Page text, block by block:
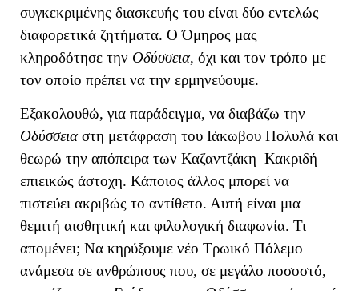
συγκεκριμένης διασκευής του είναι δύο εντελώς
διαφορετικά ζητήματα. Ο Όμηρος μας
κληροδότησε την Οδύσσεια, όχι και τον τρόπο με
τον οποίο πρέπει να την ερμηνεύουμε.
Εξακολουθώ, για παράδειγμα, να διαβάζω την
Οδύσσειαστη μετάφραση του Ιάκωβου Πολυλά και
θεωρώ την απόπειρα των Καζαντζάκη–Κακριδή
επιεικώς άστοχη. Κάποιος άλλος μπορεί να
πιστεύει ακριβώς το αντίθετο. Αυτή είναι μια
θεμιτή αισθητική και φιλολογική διαφωνία. Τι
απομένει; Να κηρύξουμε νέο Τρωικό Πόλεμο
ανάμεσα σε ανθρώπους που, σε μεγάλο ποσοστό,